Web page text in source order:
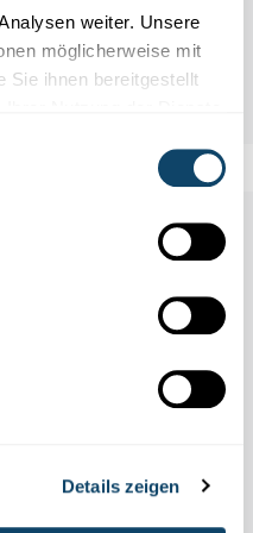
weiter. Unsere
möglicherweise mit
Sie ihnen bereitgestellt
Details zeigen